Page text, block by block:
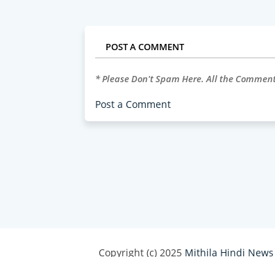
POST A COMMENT
* Please Don't Spam Here. All the
Post a Comment
Copyright (c) 2025 Mithila Hindi News